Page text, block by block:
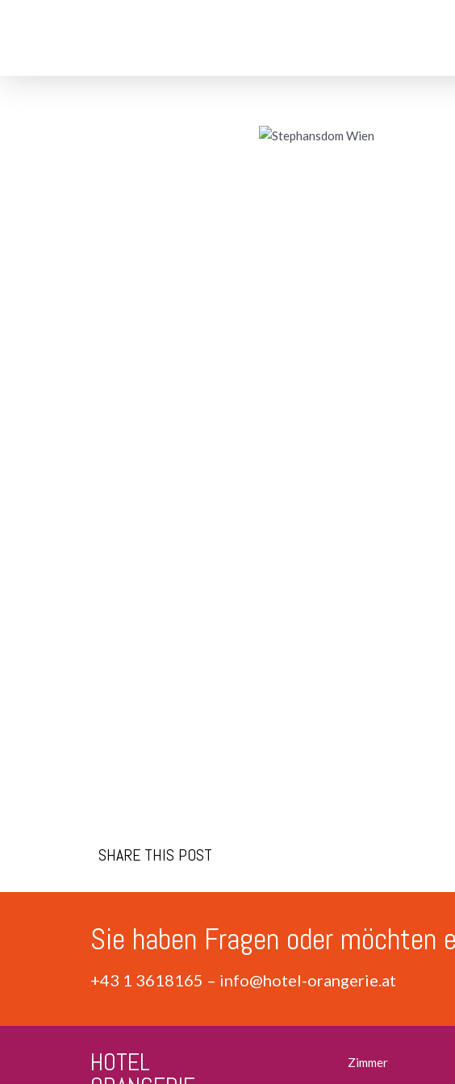
SHARE THIS POST
Sie haben Fragen oder möchten
+43 1 3618165 – info@hotel-orangerie.at
HOTEL
Zimmer